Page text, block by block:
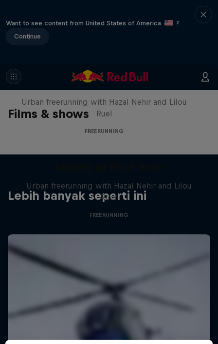
Want to see content from United States of America
?
Continue
Films & shows
Making of Roof Rush
Urban freerunning with Hazal Nehir and Lilou
Ruel
FREERUNNING
Lebih banyak seperti ini
Urban freerunning with Hazal Nehir and Lilou
Ruel
FREERUNNING